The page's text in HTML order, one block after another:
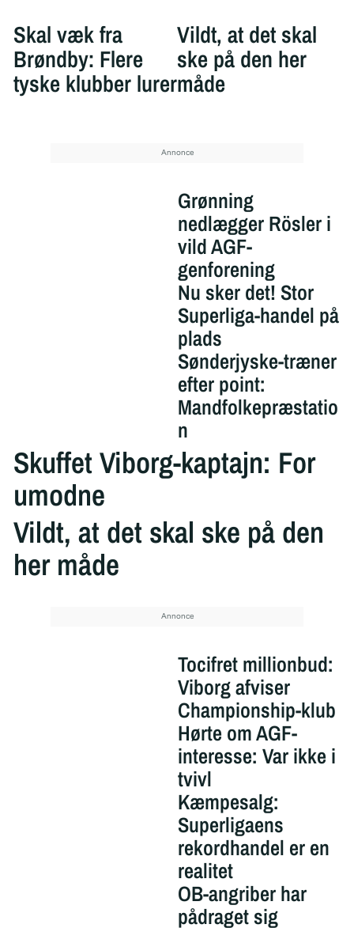
Skal væk fra
Brøndby: Flere
tyske klubber lurer
Vildt, at det skal
ske på den her
måde
Grønning
nedlægger Rösler i
vild AGF-
genforening
Nu sker det! Stor
Superliga-handel på
plads
Sønderjyske-træner
efter point:
Mandfolkepræstatio
n
Skuffet Viborg-kaptajn: For
umodne
Vildt, at det skal ske på den
her måde
Tocifret millionbud:
Viborg afviser
Championship-klub
Hørte om AGF-
interesse: Var ikke i
tvivl
Kæmpesalg:
Superligaens
rekordhandel er en
realitet
OB-angriber har
pådraget sig